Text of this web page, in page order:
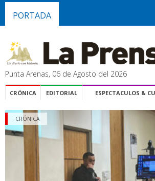
PORTADA
Punta Arenas, 06 de Agosto del 2026
CRÓNICA EDITORIAL ESPECTACULOS &
CRÓNICA